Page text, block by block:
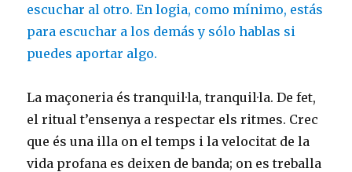
escuchar al otro. En logia, como mínimo, estás
para escuchar a los demás y sólo hablas si
puedes aportar algo.
La maçoneria és tranquil·la, tranquil·la. De fet,
el ritual t’ensenya a respectar els ritmes. Crec
que és una illa on el temps i la velocitat de la
vida profana es deixen de banda; on es treballa